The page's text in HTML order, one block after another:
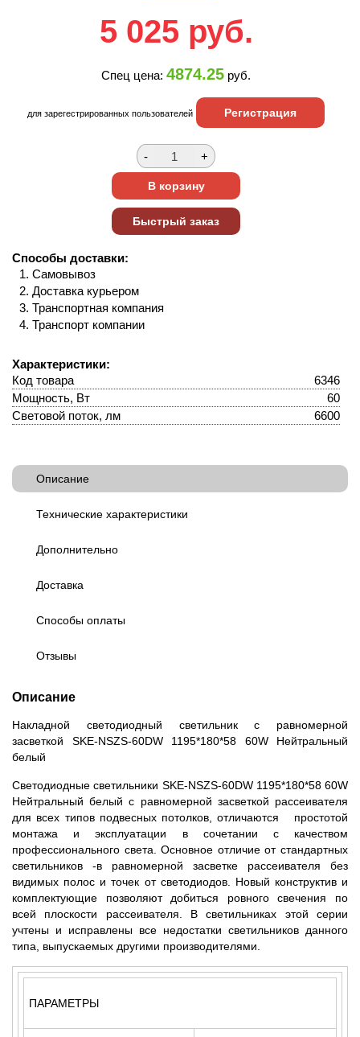
5 025 руб.
Спец цена: 4874.25 руб.
для зарегестрированных пользователей Регистрация
Способы доставки:
Самовывоз
Доставка курьером
Транспортная компания
Транспорт компании
Характеристики:
Код товара
6346
Мощность, Вт
60
Световой поток, лм
6600
Описание
Технические характеристики
Дополнительно
Доставка
Способы оплаты
Отзывы
Описание
Накладной светодиодный светильник с равномерной
засветкой SKE-NSZS-60DW 1195*180*58 60W Нейтральный
белый
Светодиодные светильники SKE-NSZS-60DW 1195*180*58 60W
Нейтральный белый с равномерной засветкой рассеивателя
для всех типов подвесных потолков, отличаются простотой
монтажа и эксплуатации в сочетании с качеством
профессионального света. Основное отличие от стандартных
светильников -в равномерной засветке рассеивателя без
видимых полос и точек от светодиодов. Новый конструктив и
комплектующие позволяют добиться ровного свечения по
всей плоскости рассеивателя. В светильниках этой серии
учтены и исправлены все недостатки светильников данного
типа, выпускаемых другими производителями.
ПАРАМЕТРЫ